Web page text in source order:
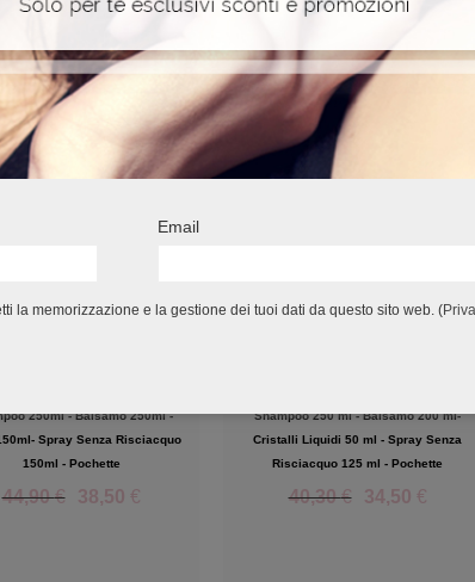
AI CAPELLI SPEZZATI!
250ml - Balsamo 250ml -
Spray Senza Risciacquo
150ml - Pochette
44,90€ 38,50 €
POTERE ALLE BIONDE!
Shampoo 250 ml - Balsamo 200 ml-
Cristalli Liquidi 50 ml - Spray Senza
Risciacquo 125 ml - Pochette
40,30€ 34,50 €
Email
la memorizzazione e la gestione dei tuoi dati da questo sito web. (